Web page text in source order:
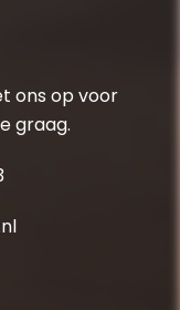
ons op voor
graag.